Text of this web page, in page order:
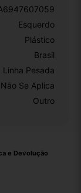
Esquerdo
Plástico
Brasil
Linha Pesada
Não Se Aplica
Outro
e Devolução